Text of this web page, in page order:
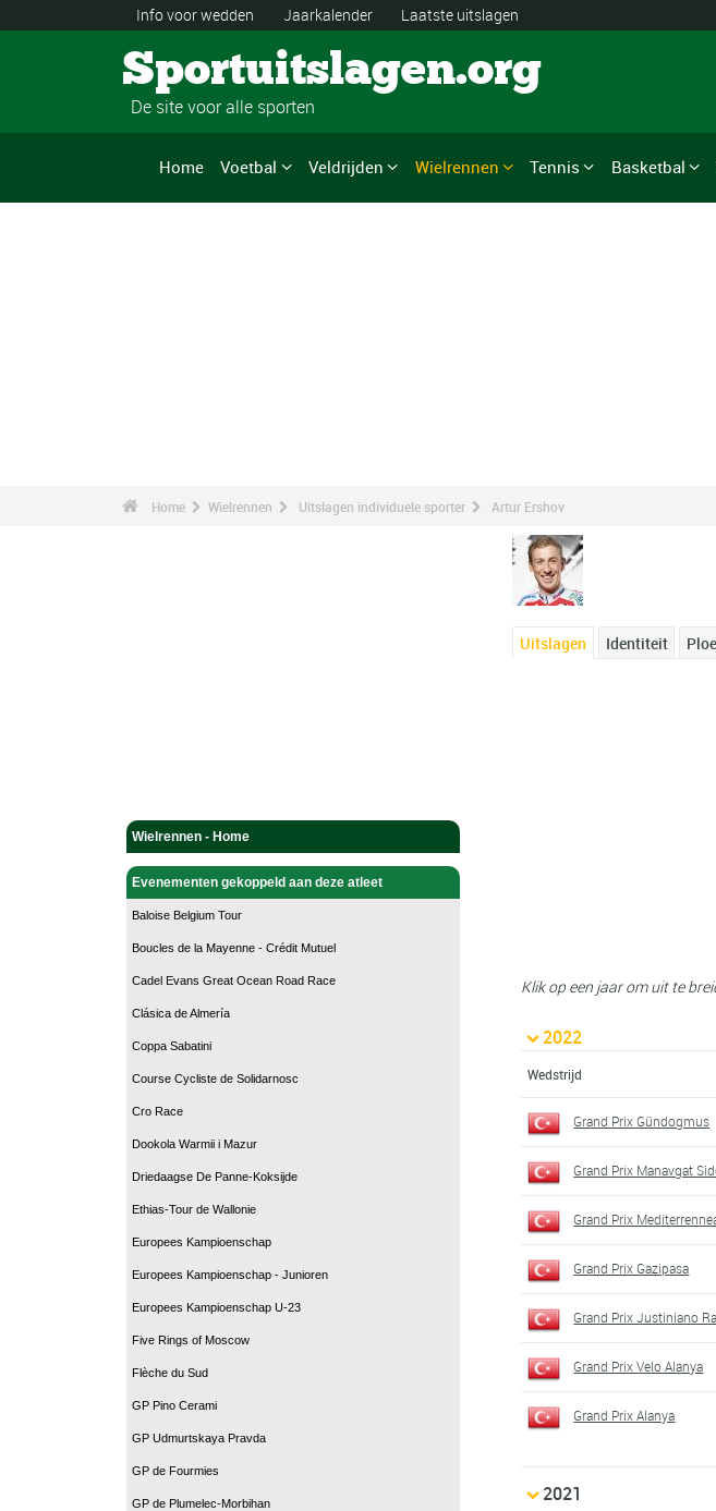
Info voor wedden Jaarkalender Laatste uitslagen
Sportuitslagen.org
De site voor alle sporten
Home Voetbal Veldrijden Wielrennen Tennis Basketbal
Home Wielrennen Uitslagen individuele sporter Artur Ershov
Wielrennen - Home
Evenementen gekoppeld aan deze atleet
Baloise Belgium Tour
Boucles de la Mayenne - Crédit Mutuel
Cadel Evans Great Ocean Road Race
Clásica de Almería
Coppa Sabatini
Course Cycliste de Solidarnosc
Cro Race
Dookola Warmii i Mazur
Driedaagse De Panne-Koksijde
Ethias-Tour de Wallonie
Europees Kampioenschap
Europees Kampioenschap - Junioren
Europees Kampioenschap U-23
Five Rings of Moscow
Flèche du Sud
GP Pino Cerami
GP Udmurtskaya Pravda
GP de Fourmies
GP de Plumelec-Morbihan
Uitslagen Identiteit
Klik op een jaar om uit te
2022
Wedstrijd
Grand Prix Gündogmus
Grand Prix Manavgat
Grand Prix
Grand Prix Gazipasa
Grand Prix Justiniano
Grand Prix Velo Alanya
Grand Prix Alanya
2021